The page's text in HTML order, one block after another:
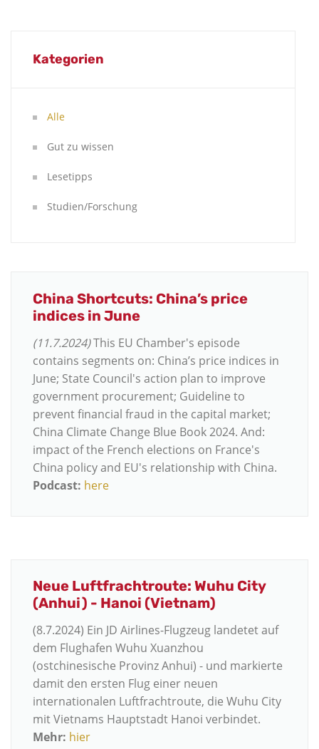
Kategorien
Alle
Gut zu wissen
Lesetipps
Studien/Forschung
China Shortcuts: China’s price
indices in June
(11.7.2024)This EU Chamber's episode
contains segments on: China’s price indices in
June; State Council's action plan to improve
government procurement; Guideline to
prevent financial fraud in the capital market;
China Climate Change Blue Book 2024. And:
impact of the French elections on France's
China policy and EU's relationship with China.
Podcast: here
Neue Luftfrachtroute: Wuhu City
(Anhui) - Hanoi (Vietnam)
(8.7.2024) Ein JD Airlines-Flugzeug landetet auf
dem Flughafen Wuhu Xuanzhou
(ostchinesische Provinz Anhui) - und markierte
damit den ersten Flug einer neuen
internationalen Luftfrachtroute, die Wuhu City
mit Vietnams Hauptstadt Hanoi verbindet.
Mehr: hier